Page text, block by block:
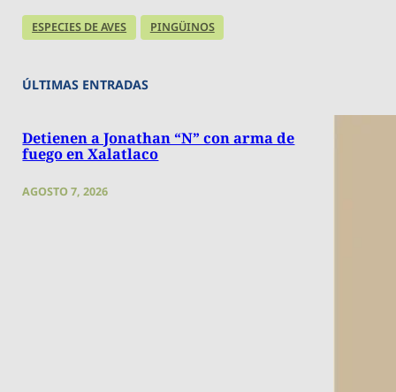
ESPECIES DE AVES PINGÜINOS
ÚLTIMAS ENTRADAS
Detienen a Jonathan “N” con arma de
fuego en Xalatlaco
AGOSTO 7, 2026